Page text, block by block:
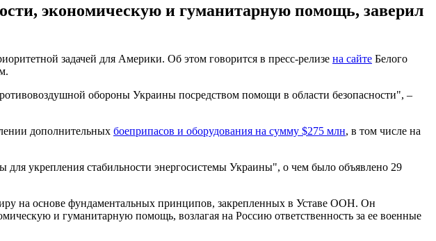
экономическую и гуманитарную помощь, заверил
задачей для Америки. Об этом говорится в пресс-релизе на сайте Белого
обороны Украины посредством помощи в области безопасности", –
дополнительных боеприпасов и оборудования на сумму $275 млн, в том числе на
для укрепления стабильности энергосистемы Украины", о чем было объявлено 29
на основе фундаментальных принципов, закрепленных в Уставе ООН. Он
и гуманитарную помощь, возлагая на Россию ответственность за ее военные